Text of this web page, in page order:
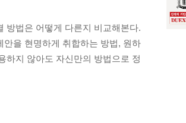
방법은 어떻게 다른지 비교해본다.
을 현명하게 취합하는 방법, 원하
하지 않아도 자신만의 방법으로 정